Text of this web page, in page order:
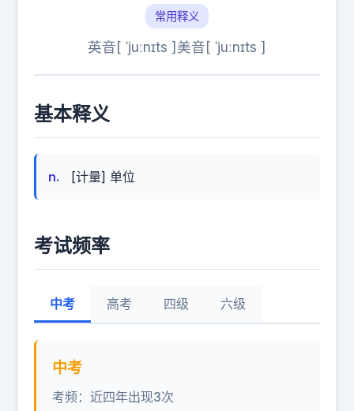
常用释义
英音[ ˈjuːnɪts ] 美音[ ˈjuːnɪts ]
基本释义
n. [计量] 单位
考试频率
中考 高考 四级 六级
中考
考频：近四年出现3次